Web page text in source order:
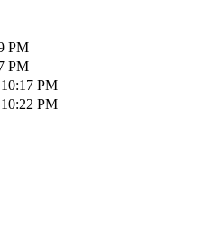
PM
PM
PM
PM